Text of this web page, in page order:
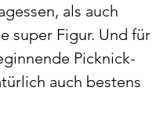
als auch
super Figur. Und für
Picknick-
auch bestens